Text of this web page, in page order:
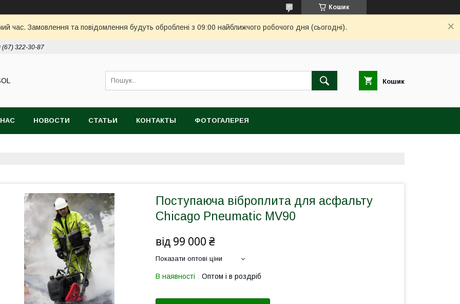
Кошик
час. Замовлення та повідомлення будуть оброблені з 09:00 найближчого робочого дня (сьогодні).
(67) 322-30-87
Кошик
НОВОСТИ СТАТЬИ КОНТАКТЫ ФОТОГАЛЕРЕЯ
Поступаюча віброплита для асфальту
Chicago Pneumatic MV90
від 99 000 ₴
Показати оптові ціни
В наявності Оптом і в роздріб